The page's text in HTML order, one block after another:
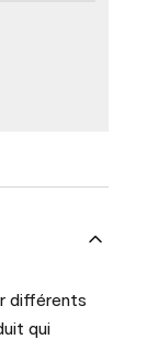
différents
qui